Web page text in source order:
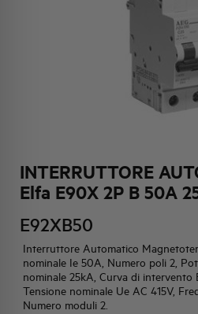
INTERRUTTORE
Elfa E90X 2P B 50A
E92XB50
Interruttore Automatico
nominale Ie 50A, Numero poli 2,
nominale 25kA, Curva di intervento
Tensione nominale Ue AC 415V,
Numero moduli 2.
ATTIVITÀ E MERCATI